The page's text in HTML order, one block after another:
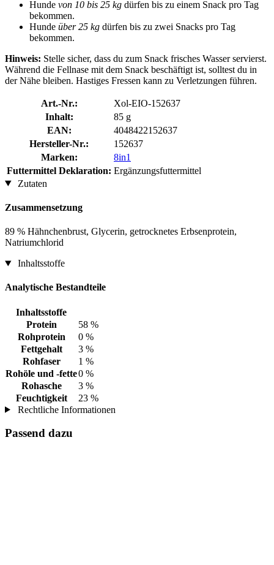
Hunde von 10 bis 25 kg dürfen bis zu einem Snack pro Tag
bekommen.
Hunde über 25 kg dürfen bis zu zwei Snacks pro Tag
bekommen.
Hinweis: Stelle sicher, dass du zum Snack frisches Wasser servierst.
Während die Fellnase mit dem Snack beschäftigt ist, solltest du in
der Nähe bleiben. Hastiges Fressen kann zu Verletzungen führen.
Art.-Nr.:
Xol-EIO-152637
Inhalt:
85 g
EAN:
4048422152637
Hersteller-Nr.:
152637
Marken:
8in1
Futtermittel Deklaration: Ergänzungsfuttermittel
Zutaten
Zusammensetzung
89 % Hähnchenbrust, Glycerin, getrocknetes Erbsenprotein,
Natriumchlorid
Inhaltsstoffe
Analytische Bestandteile
Inhaltsstoffe
Protein
58 %
Rohprotein
0 %
Fettgehalt
3 %
Rohfaser
1 %
Rohöle und -fette0 %
Rohasche
3 %
Feuchtigkeit
23 %
Rechtliche Informationen
Passend dazu